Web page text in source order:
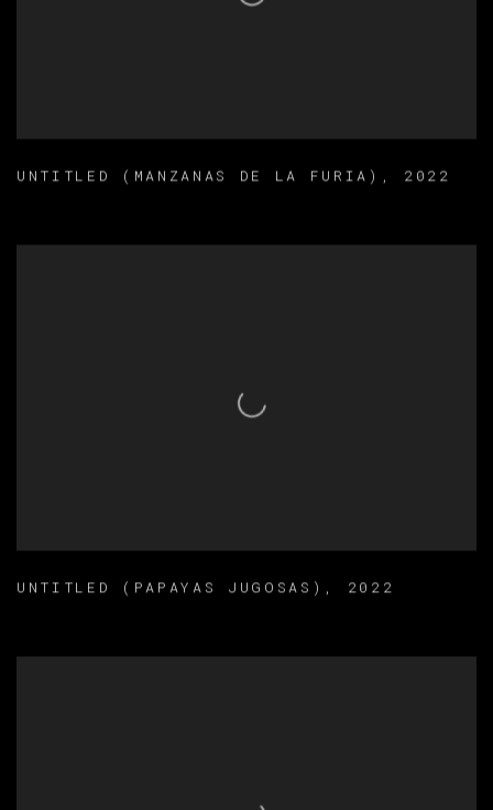
UNTITLED (MANZANAS DE LA FURIA) , 2022
UNTITLED (PAPAYAS JUGOSAS) , 2022